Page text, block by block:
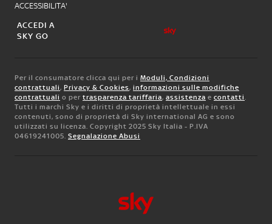
ACCESSIBILITA'
ACCEDI A
SKY GO
Per il consumatore clicca qui per i Moduli, Condizioni
contrattuali, Privacy & Cookies, informazioni sulle modifiche
contrattuali o per trasparenza tariffaria, assistenza e contatti.
Tutti i marchi Sky e i diritti di proprietà intellettuale in essi
contenuti, sono di proprietà di Sky international AG e sono
utilizzati su licenza. Copyright 2025 Sky Italia - P.IVA
04619241005. Segnalazione Abusi